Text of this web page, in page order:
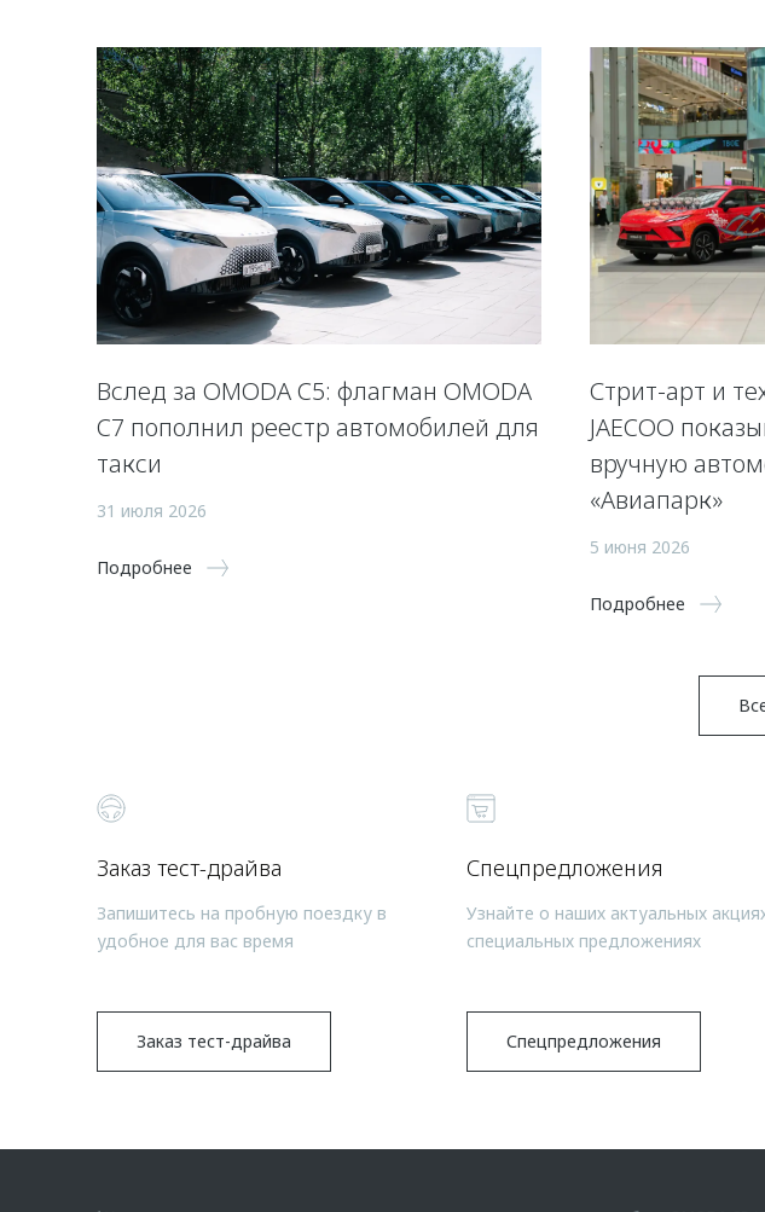
Вслед за OMODA C5: флагман OMODA
C7 пополнил реестр автомобилей для
такси
31 июля 2026
Подробнее
Стрит-арт и
JAECOO
вручную
«Авиапарк»
5 июня 2026
Подробнее
Заказ тест-драйва
Запишитесь на пробную поездку в
удобное для вас время
Заказ тест-драйва
Спецпредложения
Узнайте о наших актуальных
специальных предложениях
Спецпредложения